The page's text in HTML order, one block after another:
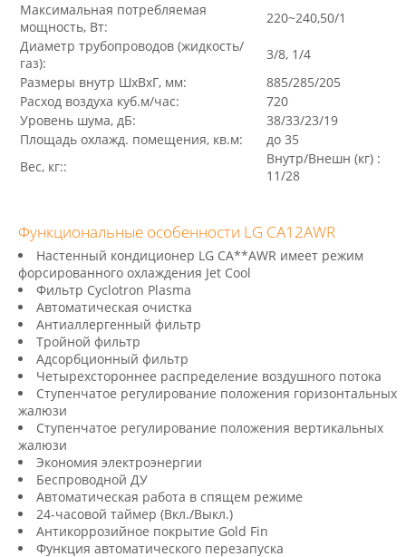
Максимальная потребляемая
мощность, Вт:
220~240,50/1
Диаметр трубопроводов (жидкость/
газ):
3/8, 1/4
Размеры внутр ШхВхГ, мм:
885/285/205
Расход воздуха куб.м/час:
720
Уровень шума, дБ:
38/33/23/19
Площадь охлажд. помещения, кв.м:
до 35
Вес, кг::
Внутр/Внешн (кг) :
11/28
Функциональные особенности LG CA12AWR
Настенный кондиционер LG CA**AWR имеет режим
форсированного охлаждения Jet Cool
Фильтр Cyclotron Plasma
Автоматическая очистка
Антиаллергенный фильтр
Тройной фильтр
Адсорбционный фильтр
Четырехстороннее распределение воздушного потока
Ступенчатое регулирование положения горизонтальных
жалюзи
Ступенчатое регулирование положения вертикальных
жалюзи
Экономия электроэнергии
Беспроводной ДУ
Автоматическая работа в спящем режиме
24-часовой таймер (Вкл./Выкл.)
Антикоррозийное покрытие Gold Fin
Функция автоматического перезапуска